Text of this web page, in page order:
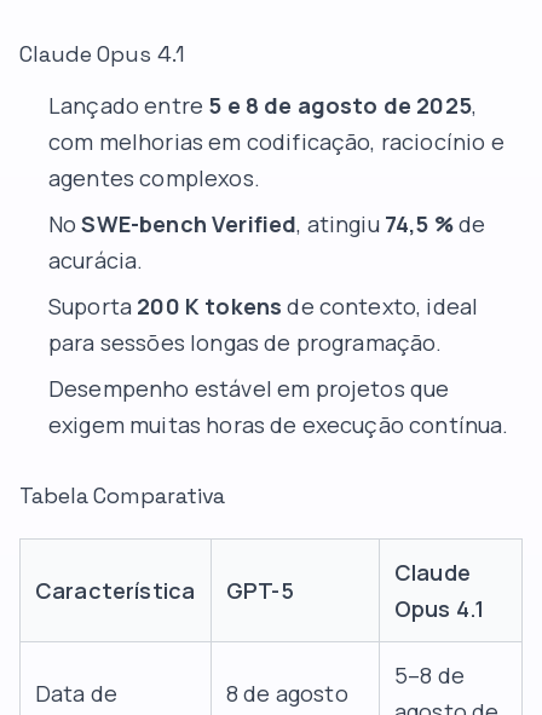
Claude Opus 4.1
Lançado entre 5 e 8 de agosto de 2025,
com melhorias em codificação, raciocínio e
agentes complexos.
NoSWE-bench Verified, atingiu 74,5 %de
acurácia.
Suporta 200 K tokens de contexto, ideal
para sessões longas de programação.
Desempenho estável em projetos que
exigem muitas horas de execução contínua.
Tabela Comparativa
Característica GPT-5
Claude
Opus 4.1
Data de
8 de agosto
5–8 de